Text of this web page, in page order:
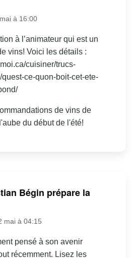
à 16:00
à l’animateur qui est un
vins! Voici les détails :
cuisiner/trucs-
ce-quon-boit-cet-ete-
de vins de
du début de l'été!
Bégin prépare la
mai à 04:15
pensé à son avenir
récemment. Lisez les